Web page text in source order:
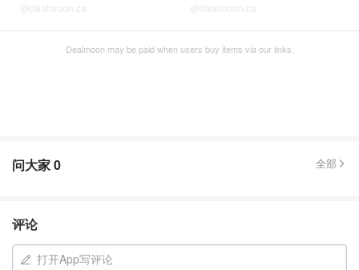
@dealmoon.ca @dealmoon.ca
Dealmoon may be paid when users buy items via our links.
问大家0 全部
评论
打开App写评论